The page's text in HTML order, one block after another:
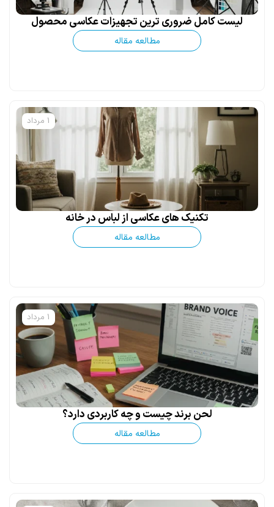
لیست کامل ضروری ترین تجهیزات عکاسی محصول
مطالعه مقاله
1 مرداد
تکنیک های عکاسی از لباس در خانه
مطالعه مقاله
1 مرداد
لحن برند چیست و چه کاربردی دارد؟
مطالعه مقاله